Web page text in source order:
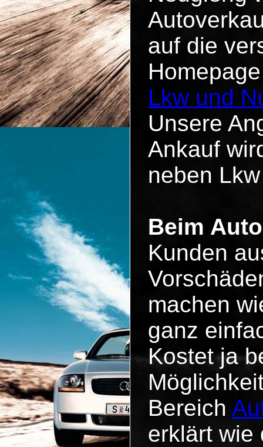
auf die
Lkw und
Unsere
Ankauf
neben
Beim
Kunden
machen
ganz
Kostet ja
Bereich
erklärt wie